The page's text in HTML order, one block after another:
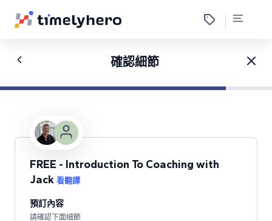
確認細節
FREE - Introduction To Coaching with
Jack 看翻譯
預訂內容
請確認下面細節